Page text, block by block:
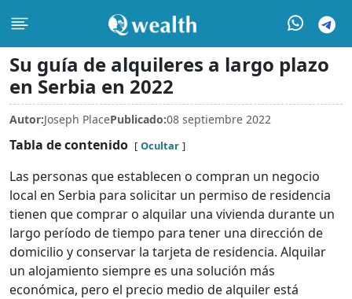
Su guía de alquileres a largo plazo
en Serbia en 2022
Autor:Joseph PlacePublicado:08 septiembre 2022
Tabla de contenido Ocultar
Las personas que establecen o compran un negocio
local en Serbia para solicitar un permiso de residencia
tienen que comprar o alquilar una vivienda durante un
largo período de tiempo para tener una dirección de
domicilio y conservar la tarjeta de residencia. Alquilar
un alojamiento siempre es una solución más
económica, pero el precio medio de alquiler está